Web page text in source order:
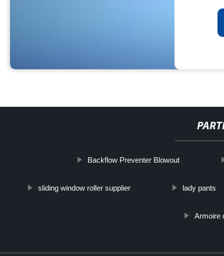
Backflow Preventer Blowout
sliding window roller supplier lady pants
Armoire